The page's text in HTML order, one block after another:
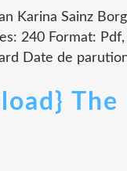
Karina Sainz
240 Format:
Date de
The